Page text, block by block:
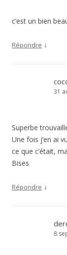
c’est un bien
Répondre ↓
31
Superbe
Une fois j’en ai
ce que c’était,
Bises
Répondre ↓
8